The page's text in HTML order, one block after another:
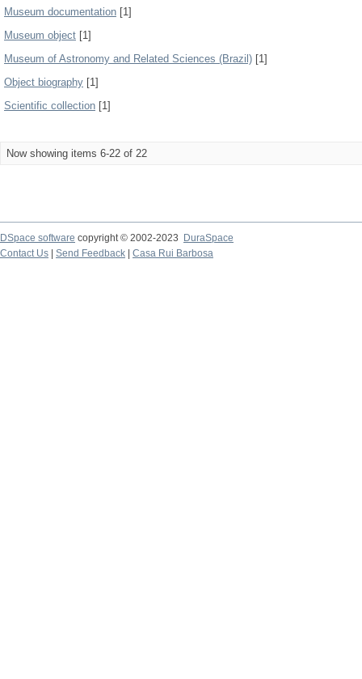
Museum documentation [1]
Museum object [1]
Museum of Astronomy and Related Sciences (Brazil) [1]
Object biography [1]
Scientific collection [1]
Now showing items 6-22 of 22
DSpace software copyright © 2002-2023
DuraSpace
Contact Us
Send Feedback Casa Rui Barbosa